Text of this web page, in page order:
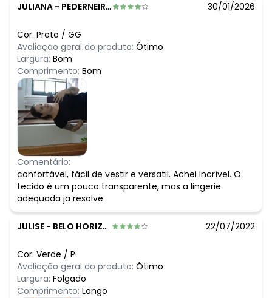
JULIANA - PEDERNEIRAS - SP 30/01/2026
Cor: Preto / GG
Avaliação geral do produto: Ótimo
Largura: Bom
Comprimento: Bom
Comentário:
confortável, fácil de vestir e versatil. Achei incrível. O
tecido é um pouco transparente, mas a lingerie
adequada ja resolve
JULISE - BELO HORIZONTE - MG 22/07/2022
Cor: Verde / P
Avaliação geral do produto: Ótimo
Largura: Folgado
Comprimento: Longo